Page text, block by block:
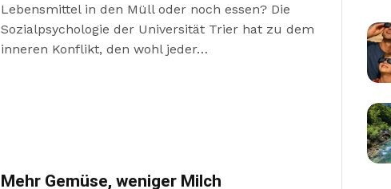
Lebensmittel in den Müll oder noch essen? Die
Sozialpsychologie der Universität Trier hat zu dem
inneren Konflikt, den wohl jeder…
Mehr Gemüse, weniger Milch